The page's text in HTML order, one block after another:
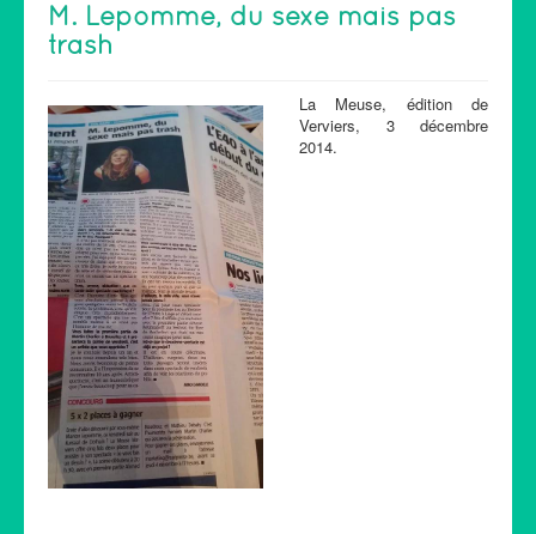
M. Lepomme, du sexe mais pas
trash
La Meuse, édition de
Verviers, 3 décembre
2014.